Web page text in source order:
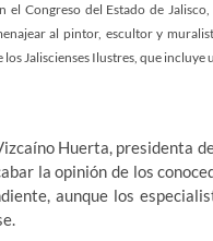
el Congreso del Estado de
al pintor, escultor y
Jaliscienses Ilustres, que
Huerta, presidenta
la opinión de los
aunque los